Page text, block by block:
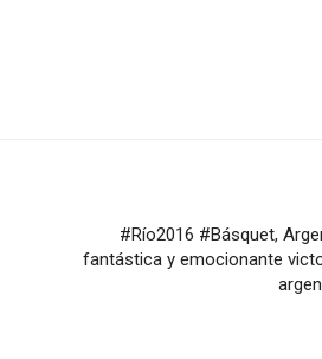
#Río2016 #Básquet,
fantástica y emocionante